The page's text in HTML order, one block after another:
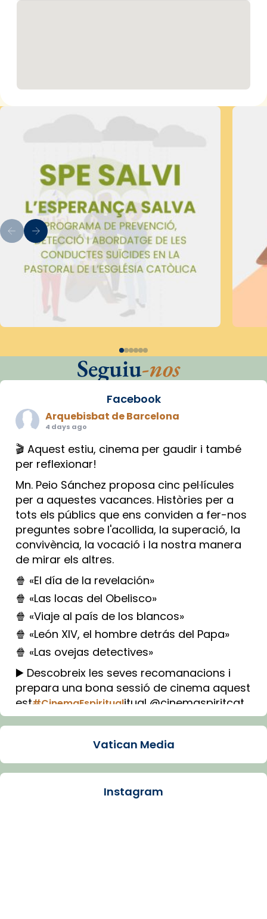
Seguiu-nos
Facebook
Arquebisbat de Barcelona
4 days ago
🎬 Aquest estiu, cinema per gaudir i també
per reflexionar!
Mn. Peio Sánchez proposa cinc pel·lícules
per a aquestes vacances. Històries per a
tots els públics que ens conviden a fer-nos
preguntes sobre l'acollida, la superació, la
convivència, la vocació i la nostra manera
de mirar els altres.
🍿 «El día de la revelación»
🍿 «Las locas del Obelisco»
🍿 «Viaje al país de los blancos»
🍿 «León XIV, el hombre detrás del Papa»
🍿 «Las ovejas detectives»
▶️ Descobreix les seves recomanacions i
prepara una bona sessió de cinema aquest
est#CinemaEspiritualitual @cinemaspiritcat
Imatge: Generada amb IA (OpenAI)
Arquebisbat de Barcelona
Vatican Media
Instagram